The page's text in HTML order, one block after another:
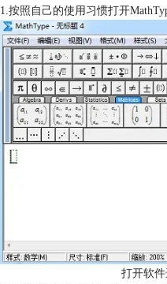
1.按照自己的使用习惯打开
打开软